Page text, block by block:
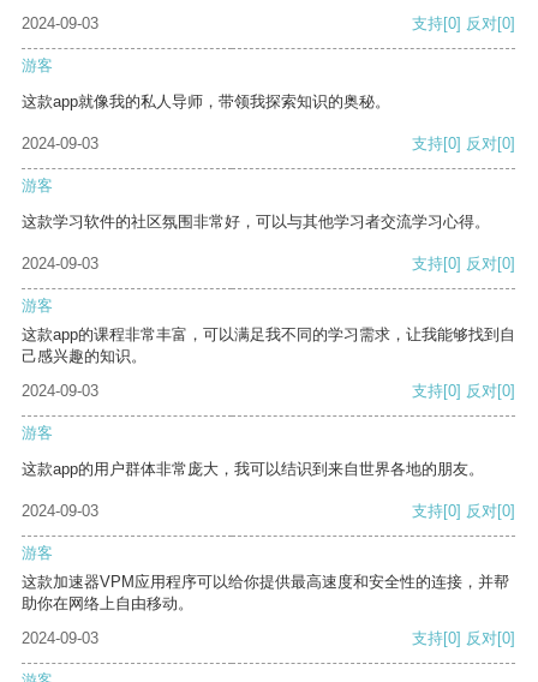
2024-09-03
支持[0] 反对[0]
游客
这款app就像我的私人导师，带领我探索知识的奥秘。
2024-09-03 支持[0] 反对[0]
游客
这款学习软件的社区氛围非常好，可以与其他学习者交流学习心得。
2024-09-03 支持[0] 反对[0]
游客
这款app的课程非常丰富，可以满足我不同的学习需求，让我能够找到自
己感兴趣的知识。
2024-09-03
支持[0] 反对[0]
游客
这款app的用户群体非常庞大，我可以结识到来自世界各地的朋友。
2024-09-03 支持[0] 反对[0]
游客
这款加速器VPM应用程序可以给你提供最高速度和安全性的连接，并帮
助你在网络上自由移动。
2024-09-03
支持[0] 反对[0]